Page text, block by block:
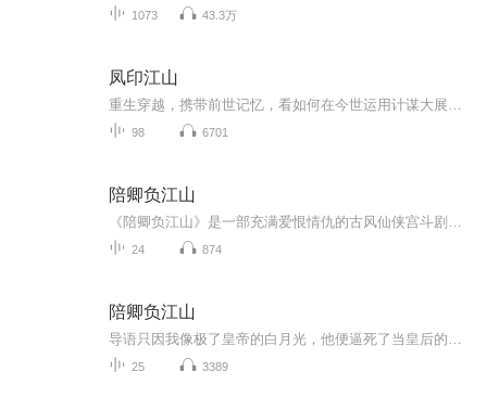
1073 43.3万
凤印江山
98 6701
陪卿负江山
24 874
陪卿负江山
25 3389